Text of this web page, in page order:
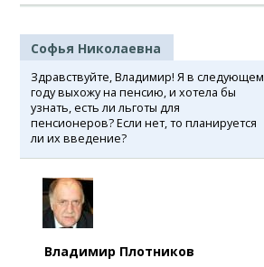
Софья Николаевна
Здравствуйте, Владимир! Я в следующем
году выхожу на пенсию, и хотела бы
узнать, есть ли льготы для
пенсионеров? Если нет, то планируется
ли их введение?
Владимир Плотников